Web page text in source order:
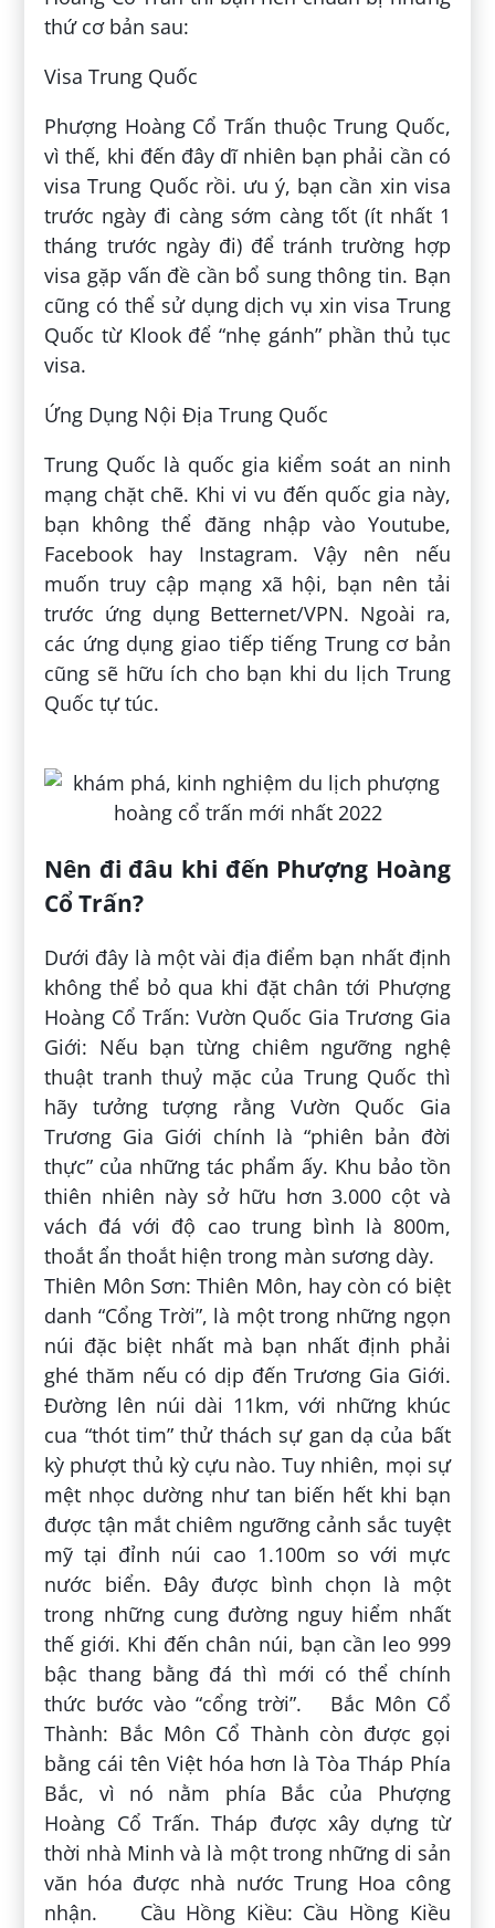
thứ cơ bản sau:
Visa Trung Quốc
Phượng Hoàng Cổ Trấn thuộc Trung Quốc,
vì thế, khi đến đây dĩ nhiên bạn phải cần có
visa Trung Quốc rồi. ưu ý, bạn cần xin visa
trước ngày đi càng sớm càng tốt (ít nhất 1
tháng trước ngày đi) để tránh trường hợp
visa gặp vấn đề cần bổ sung thông tin. Bạn
cũng có thể sử dụng dịch vụ xin visa Trung
Quốc từ Klook để “nhẹ gánh” phần thủ tục
visa.
Ứng Dụng Nội Địa Trung Quốc
Trung Quốc là quốc gia kiểm soát an ninh
mạng chặt chẽ. Khi vi vu đến quốc gia này,
bạn không thể đăng nhập vào Youtube,
Facebook hay Instagram. Vậy nên nếu
muốn truy cập mạng xã hội, bạn nên tải
trước ứng dụng Betternet/VPN. Ngoài ra,
các ứng dụng giao tiếp tiếng Trung cơ bản
cũng sẽ hữu ích cho bạn khi du lịch Trung
Quốc tự túc.
Nên đi đâu khi đến Phượng Hoàng
Cổ Trấn?
Dưới đây là một vài địa điểm bạn nhất định
không thể bỏ qua khi đặt chân tới Phượng
Hoàng Cổ Trấn: Vườn Quốc Gia Trương Gia
Giới: Nếu bạn từng chiêm ngưỡng nghệ
thuật tranh thuỷ mặc của Trung Quốc thì
hãy tưởng tượng rằng Vườn Quốc Gia
Trương Gia Giới chính là “phiên bản đời
thực” của những tác phẩm ấy. Khu bảo tồn
thiên nhiên này sở hữu hơn 3.000 cột và
vách đá với độ cao trung bình là 800m,
thoắt ẩn thoắt hiện trong màn sương dày.
Thiên Môn Sơn: Thiên Môn, hay còn có biệt
danh “Cổng Trời”, là một trong những ngọn
núi đặc biệt nhất mà bạn nhất định phải
ghé thăm nếu có dịp đến Trương Gia Giới.
Đường lên núi dài 11km, với những khúc
cua “thót tim” thử thách sự gan dạ của bất
kỳ phượt thủ kỳ cựu nào. Tuy nhiên, mọi sự
mệt nhọc dường như tan biến hết khi bạn
được tận mắt chiêm ngưỡng cảnh sắc tuyệt
mỹ tại đỉnh núi cao 1.100m so với mực
nước biển. Đây được bình chọn là một
trong những cung đường nguy hiểm nhất
thế giới. Khi đến chân núi, bạn cần leo 999
bậc thang bằng đá thì mới có thể chính
thức bước vào “cổng trời”. Bắc Môn Cổ
Thành: Bắc Môn Cổ Thành còn được gọi
bằng cái tên Việt hóa hơn là Tòa Tháp Phía
Bắc, vì nó nằm phía Bắc của Phượng
Hoàng Cổ Trấn. Tháp được xây dựng từ
thời nhà Minh và là một trong những di sản
văn hóa được nhà nước Trung Hoa công
nhận. Cầu Hồng Kiều: Cầu Hồng Kiều